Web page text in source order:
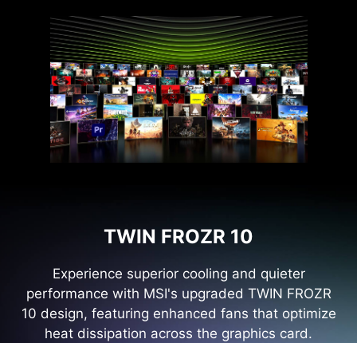
TWIN FROZR 10
Experience superior cooling and quieter
performance with MSI's upgraded TWIN FROZR
10 design, featuring enhanced fans that optimize
heat dissipation across the graphics card.